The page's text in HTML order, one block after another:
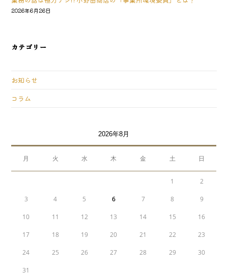
2026年6月26日
カテゴリー
お知らせ
コラム
2026年8月
月 火 水 木 金 土 日
1 2
3 4 5 6 7 8 9
10 11 12 13 14 15 16
17 18 19 20 21 22 23
24 25 26 27 28 29 30
31